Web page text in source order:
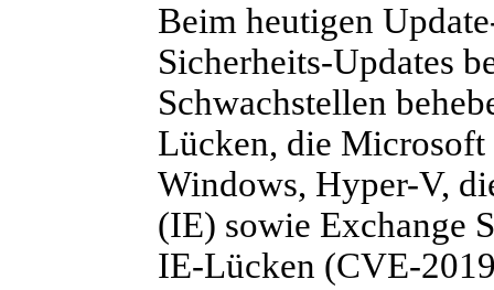
Beim heutigen
Sicherheits-Updates
Schwachstellen
Lücken, die
Windows, Hyper-V,
(IE) sowie Exchange
IE-Lücken (CVE-